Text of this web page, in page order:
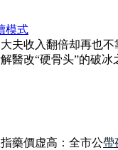
模式
夫收入翻倍却再也不
醫改“硬骨头”的破冰
藥價虚高：全市公帶